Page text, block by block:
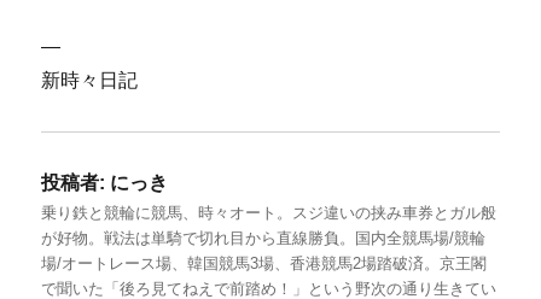
—
新時々日記
投稿者: にっき
乗り鉄と競輪に競馬、時々オート。スジ違いの挟み車券とガル般
が好物。戦法は単騎で切れ目から直線勝負。国内全競馬場/競輪
場/オートレース場、韓国競馬3場、香港競馬2場踏破済。京王閣
で聞いた「後ろ見てねえで前踏め！」という野次の通り生きてい